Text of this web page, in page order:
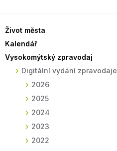
Život města
Kalendář
Vysokomýtský zpravodaj
Digitální vydání zpravodaje
2026
2025
2024
2023
2022